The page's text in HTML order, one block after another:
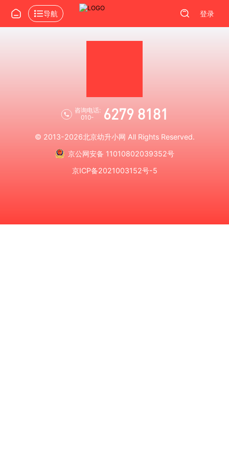
导航 登录
咨询电话:
010-
6279 8181
© 2013-2026北京幼升小网 All Rights Reserved.
京公网安备 11010802039352号
京ICP备2021003152号-5